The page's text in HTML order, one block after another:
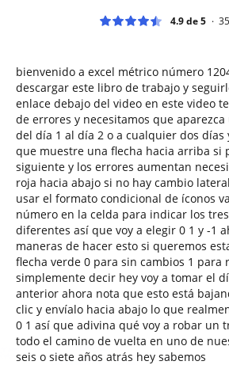
4.9 de 5 35
bienvenido a excel métrico número
descargar este libro de trabajo y
enlace debajo del video en este video
de errores y necesitamos que
del día 1 al día 2 o a cualquier dos días
que muestre una flecha hacia arriba si
siguiente y los errores aumentan
roja hacia abajo si no hay cambio
usar el formato condicional de íconos
número en la celda para indicar los
diferentes así que voy a elegir 0 1 y -1
maneras de hacer esto si queremos
flecha verde 0 para sin cambios 1 para
simplemente decir hey voy a tomar el
anterior ahora nota que esto está
clic y envíalo hacia abajo lo que
0 1 así que adivina qué voy a robar un
todo el camino de vuelta en uno de
seis o siete años atrás hey sabemos